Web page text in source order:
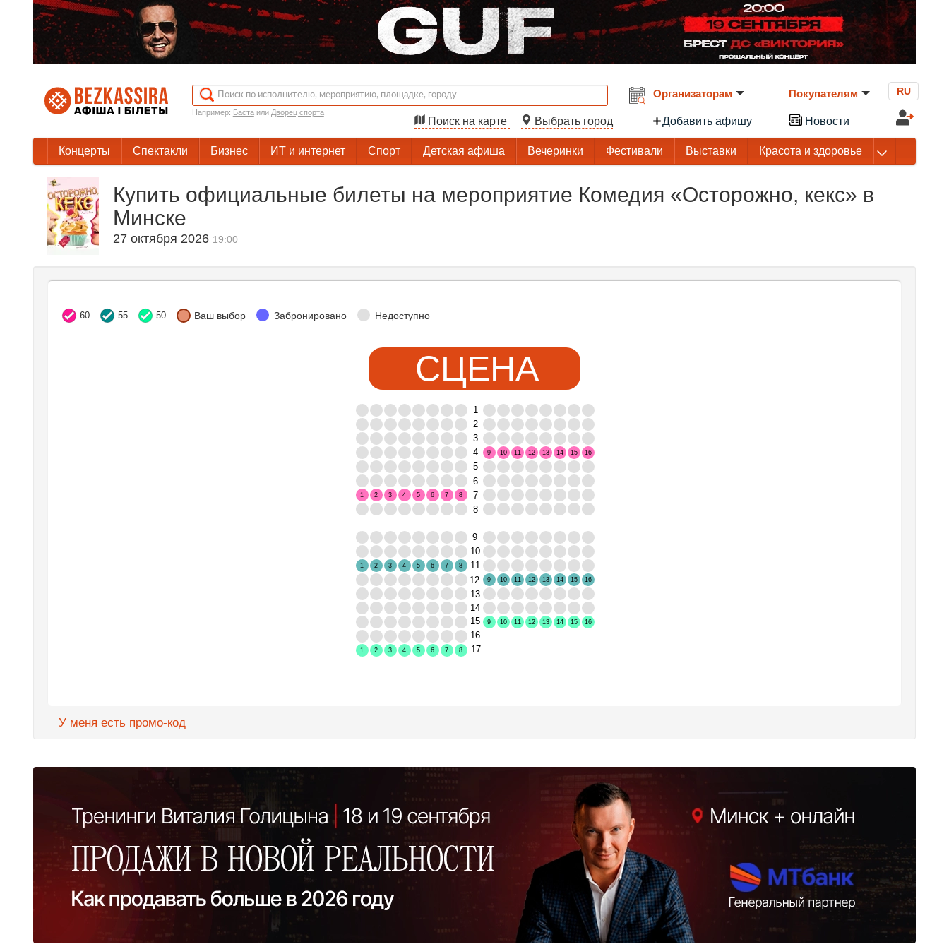
Например: Бастаили Дворец спорта
Поиск на карте Выбрать город
Организаторам
Добавить афишу
Покупателям
Новости
RU
Концерты Спектакли Бизнес ИТ и интернет Спорт Детская афиша Вечеринки Фестивали Выставки Красота и здоровье
Купить официальные билеты на мероприятие Комедия «Осторожно, кекс» в
Минске
27 октября 2026 19:00
60 55 50 Ваш выбор Забронировано Недоступно
СЦЕНА
9 10 11 12 13 14 15 16
1 2 3 4 5 6 7 8
1 2 3 4 5 6 7
8
9
10 11 12 13 14 15 16
9 10 11 12 13 14 15 16
1 2 3 4 5 6 7 8
1
2
3
4
5
6
7
8
9
10
11
12
13
14
15
16
17
У меня есть промо-код